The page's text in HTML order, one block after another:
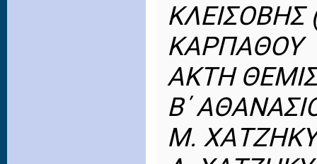
ΚΛΕΙΣΟΒΗΣ
ΚΑΡΠΑΘΟΥ
ΑΚΤΗ
Β΄
Μ.